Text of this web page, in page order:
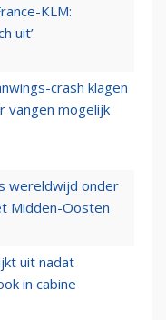
KLM:
uit’
crash klagen
vangen mogelijk
wereldwijd onder
Midden-Oosten
uit nadat
in cabine